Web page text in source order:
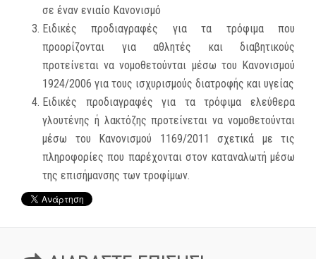
σε έναν ενιαίο Κανονισμό
Ειδικές προδιαγραφές για τα τρόφιμα που
προορίζονται για αθλητές και διαβητικούς
προτείνεται να νομοθετούνται μέσω του Κανονισμού
1924/2006 για τους ισχυρισμούς διατροφής και υγείας
Ειδικές προδιαγραφές για τα τρόφιμα ελεύθερα
γλουτένης ή λακτόζης προτείνεται να νομοθετούνται
μέσω του Κανονισμού 1169/2011 σχετικά με τις
πληροφορίες που παρέχονται στον καταναλωτή μέσω
της επισήμανσης των τροφίμων.